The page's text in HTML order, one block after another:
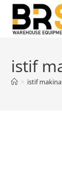
istif
> istif